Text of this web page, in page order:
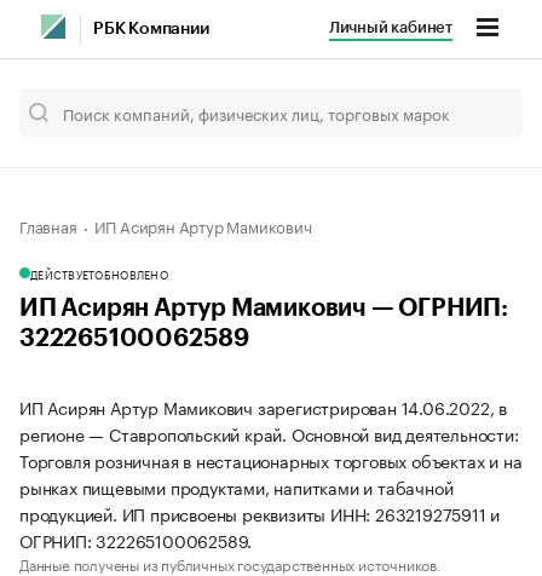
РБК Компании Личный кабинет
Главная ИП Асирян Артур Мамикович
ДЕЙСТВУЕТОБНОВЛЕНО
ИП Асирян Артур Мамикович — ОГРНИП:
322265100062589
ИП Асирян Артур Мамикович зарегистрирован 14.06.2022, в
регионе — Ставропольский край. Основной вид деятельности:
Торговля розничная в нестационарных торговых объектах и на
рынках пищевыми продуктами, напитками и табачной
продукцией. ИП присвоены реквизиты ИНН: 263219275911 и
ОГРНИП: 322265100062589.
Данные получены из публичных государственных источников.